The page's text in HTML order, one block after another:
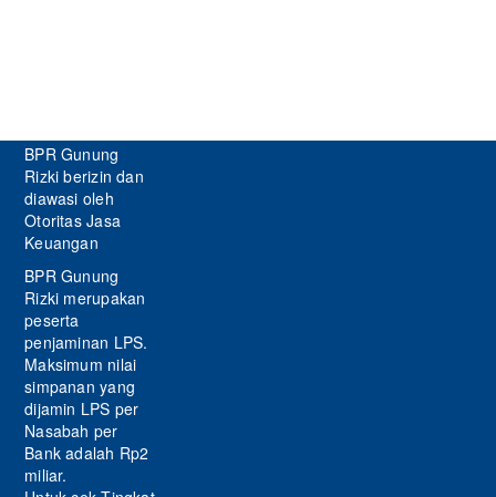
BPR Gunung
Rizki berizin dan
diawasi oleh
Otoritas Jasa
Keuangan
BPR Gunung
Rizki merupakan
peserta
penjaminan LPS.
Maksimum nilai
simpanan yang
dijamin LPS per
Nasabah per
Bank adalah Rp2
miliar.